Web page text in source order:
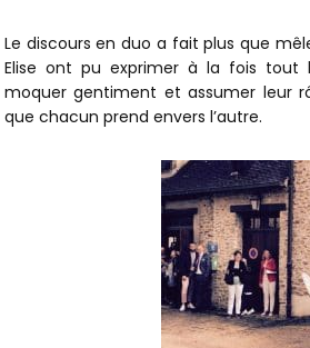
Le discours en duo a fait plus que
Elise ont pu exprimer à la fois tout
moquer gentiment et assumer leur
que chacun prend envers l’autre.